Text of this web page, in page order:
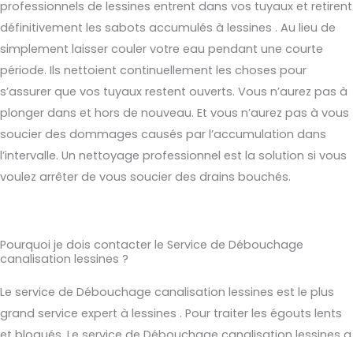
professionnels de lessines entrent dans vos tuyaux et retirent
définitivement les sabots accumulés à lessines . Au lieu de
simplement laisser couler votre eau pendant une courte
période. Ils nettoient continuellement les choses pour
s’assurer que vos tuyaux restent ouverts. Vous n’aurez pas à
plonger dans et hors de nouveau. Et vous n’aurez pas à vous
soucier des dommages causés par l’accumulation dans
l’intervalle. Un nettoyage professionnel est la solution si vous
voulez arrêter de vous soucier des drains bouchés.
Pourquoi je dois contacter le Service de Débouchage
canalisation lessines ?
Le service de Débouchage canalisation lessines est le plus
grand service expert à lessines . Pour traiter les égouts lents